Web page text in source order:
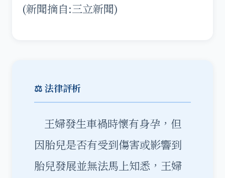
(新聞摘自:三立新聞)
⚖️ 法律評析
王婦發生車禍時懷有身孕，但
因胎兒是否有受到傷害或影響到
胎兒發展並無法馬上知悉，王婦